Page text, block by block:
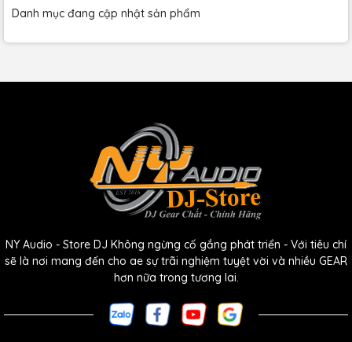
Danh mục đang cập nhật sản phẩm
NY Audio - Store DJ Không ngừng cố gắng phát triển - Với tiêu chí
sẽ là nơi mang đến cho ae sự trãi nghiệm tuyệt vời và nhiều GEAR
hơn nữa trong tương lai.